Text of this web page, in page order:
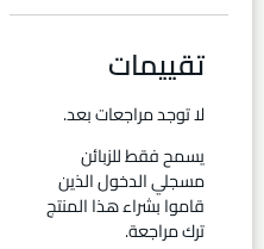
تقييمات
لا توجد مراجعات بعد.
يسمح فقط للزبائن
مسجلي الدخول الذين
قاموا بشراء هذا المنتج
ترك مراجعة.